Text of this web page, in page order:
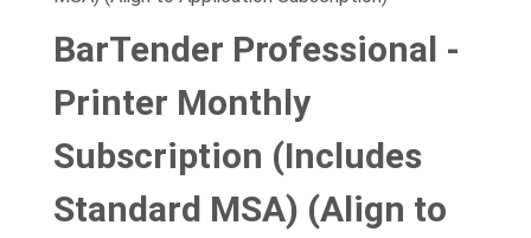
BarTender Professional -
Printer Monthly
Subscription (Includes
Standard MSA) (Align to